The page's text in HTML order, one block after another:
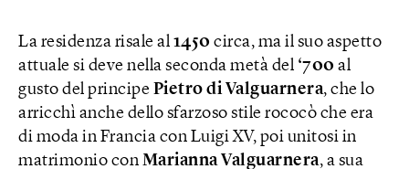
La residenza risale al 1450 circa, ma il suo aspetto
attuale si deve nella seconda metà del ‘700 al
gusto del principe Pietro di Valguarnera, che lo
arricchì anche dello sfarzoso stile rococò che era
di moda in Francia con Luigi XV, poi unitosi in
matrimonio con Marianna Valguarnera, a sua